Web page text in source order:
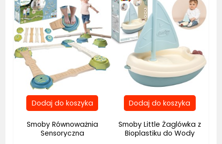
Smoby Równoważnia
Sensoryczna
Smoby Little Żaglówka z
Bioplastiku do Wody